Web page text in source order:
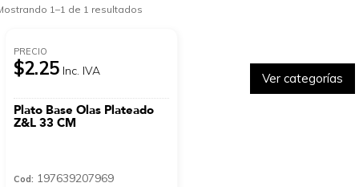
Ver categorías
1–1 de 1 resultados
PRECIO
$2.25 Inc. IVA
Plato Base Olas Plateado
Z&L 33 CM
Cod: 197639207969